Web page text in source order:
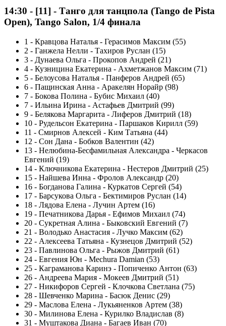
14:30 - [11] - Танго для танцпола (Tango de Pista
Open), Tango Salon, 1/4 финала
1 - Кравцова Наталья - Герасимов Максим (55)
2 - Ганжела Нелли - Тахиров Руслан (15)
3 - Дунаева Ольга - Прокопов Андрей (21)
4 - Кузницина Екатерина - Ахметжанов Максим (71)
5 - Белоусова Наталья - Панферов Андрей (65)
6 - Пащинская Анна - Аракелян Норайр (98)
7 - Бокова Полина - Бубис Михаил (40)
7 - Ильина Ирина - Астафьев Дмитрий (99)
9 - Белякова Маргарита - Лиферов Дмитрий (18)
10 - Рудельсон Екатерина - Паршаков Кирилл (59)
11 - Смирнов Алексей - Ким Татьяна (44)
12 - Сон Дана - Бобков Валентин (42)
13 - Нелюбина-Бесфамильная Александра - Черкасов
Евгений (19)
14 - Ключникова Екатерина - Нестеров Дмитрий (25)
15 - Найшева Инна - Фролов Александр (20)
16 - Богданова Галина - Куркатов Сергей (54)
17 - Барсукова Ольга - Бектимиров Руслан (14)
18 - Лядова Елена - Лучин Артем (16)
19 - Печатникова Дарья - Ефимов Михаил (74)
20 - Сукретная Алина - Быковский Евгений (7)
21 - Володько Анастасия - Лучко Максим (62)
22 - Алексеева Татьяна - Кузнецов Дмитрий (52)
23 - Павлинова Ольга - Рыжов Дмитрий (61)
24 - Евгения Юн - Mechura Damian (53)
25 - Каграманова Каринэ - Попиченко Антон (63)
26 - Андреева Мария - Мокеев Дмитрий (51)
27 - Никифоров Сергей - Клочкова Светлана (75)
28 - Шевченко Марина - Басюк Денис (29)
29 - Маслова Елена - Лукьяненков Артем (38)
30 - Милинова Елена - Курилко Владислав (8)
31 - Муштакова Диана - Багаев Иван (70)